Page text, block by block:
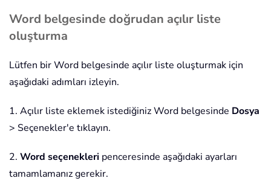
Word belgesinde doğrudan açılır liste
oluşturma
Lütfen bir Word belgesinde açılır liste oluşturmak için
aşağıdaki adımları izleyin.
1. Açılır liste eklemek istediğiniz Word belgesinde Dosya
> Seçenekler'e tıklayın.
2. Word seçenekleri penceresinde aşağıdaki ayarları
tamamlamanız gerekir.